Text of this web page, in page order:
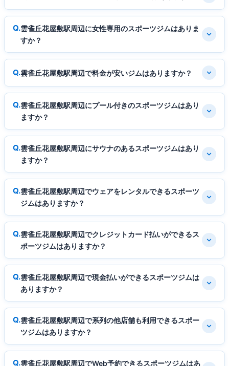
雲雀丘花屋敷駅周辺に女性専用のスポーツジムはありま
すか？
雲雀丘花屋敷駅周辺で料金が安いジムはありますか？
雲雀丘花屋敷駅周辺にプール付きのスポーツジムはあり
ますか？
雲雀丘花屋敷駅周辺にサウナのあるスポーツジムはあり
ますか？
雲雀丘花屋敷駅周辺でウェアをレンタルできるスポーツ
ジムはありますか？
雲雀丘花屋敷駅周辺でクレジットカード払いができるス
ポーツジムはありますか？
雲雀丘花屋敷駅周辺で現金払いができるスポーツジムは
ありますか？
雲雀丘花屋敷駅周辺で系列の他店舗も利用できるスポー
ツジムはありますか？
雲雀丘花屋敷駅周辺でWeb予約できるスポーツジムはあ